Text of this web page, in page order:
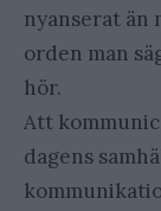
nyanserat än
orden man
hör.
Att
dagens